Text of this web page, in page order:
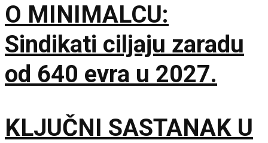
O MINIMALCU:
Sindikati ciljaju zaradu
od 640 evra u 2027.
KLJUČNI SASTANAK U